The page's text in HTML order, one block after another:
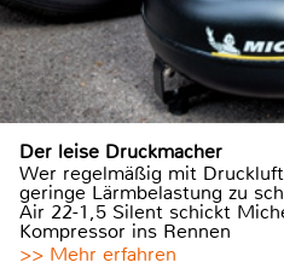
Der leise Druckmacher
Wer regelmäßig mit
geringe Lärmbelastung zu
Air 22-1,5 Silent schickt
Kompressor ins Rennen
>> Mehr erfahren